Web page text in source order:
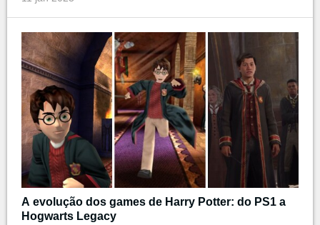
A evolução dos games de Harry Potter: do PS1 a
Hogwarts Legacy